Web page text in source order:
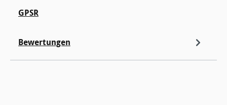
GPSR
Bewertungen